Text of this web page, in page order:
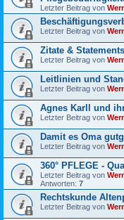
Letzter Beitrag von
Letzter Beitrag von
Zitate &
Letzter Beitrag von
Leitlinien und
Letzter Beitrag von
Agnes Karll und
Letzter Beitrag von
Damit es Oma
Letzter Beitrag von
360° PFLEGE -
Letzter Beitrag von
Antworten: 7
Rechtskunde
Letzter Beitrag von